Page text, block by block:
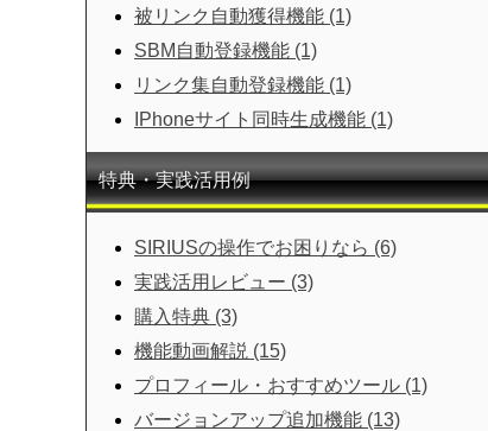
被リンク自動獲得機能 (1)
SBM自動登録機能 (1)
リンク集自動登録機能 (1)
IPhoneサイト同時生成機能 (1)
特典・実践活用例
SIRIUSの操作でお困りなら (6)
実践活用レビュー (3)
購入特典 (3)
機能動画解説 (15)
プロフィール・おすすめツール (1)
バージョンアップ追加機能 (13)